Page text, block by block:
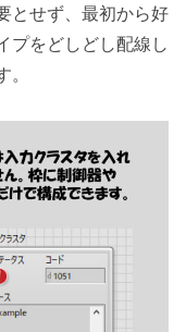
とせず、最初から好
プをどしどし配線し